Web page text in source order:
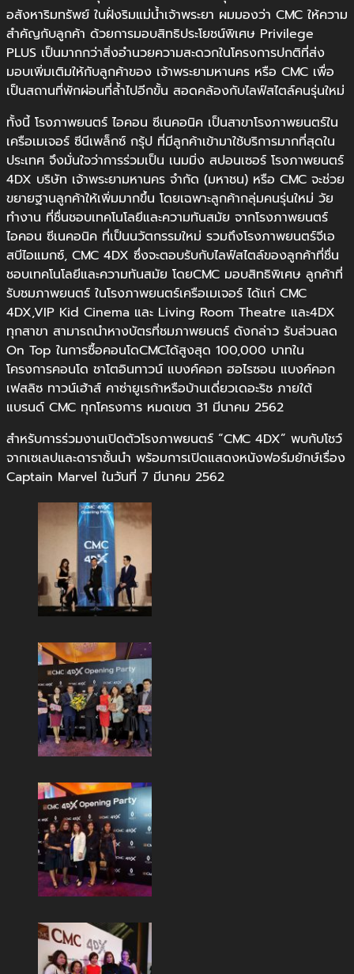
อสังหาริมทรัพย์ ในฝั่งริมแม่น้ำเจ้าพระยา ผมมองว่า CMC ให้ความ
สำคัญกับลูกค้า ด้วยการมอบสิทธิประโยชน์พิเศษ Privilege
PLUS เป็นมากกว่าสิ่งอำนวยความสะดวกในโครงการปกติที่ส่ง
มอบเพิ่มเติมให้กับลูกค้าของ เจ้าพระยามหานคร หรือ CMC เพื่อ
เป็นสถานที่พักผ่อนที่ล้ำไปอีกขั้น สอดคล้องกับไลฟ์สไตล์คนรุ่นใหม่
ทั้งนี้ โรงภาพยนตร์ ไอคอน ซีเนคอนิค เป็นสาขาโรงภาพยนตร์ใน
เครือเมเจอร์ ซีนีเพล็กซ์ กรุ้ป ที่มีลูกค้าเข้ามาใช้บริการมากที่สุดใน
ประเทศ จึงมั่นใจว่าการร่วมเป็น เนมมิ่ง สปอนเซอร์ โรงภาพยนตร์
4DX บริษัท เจ้าพระยามหานคร จำกัด (มหาชน) หรือ CMC จะช่วย
ขยายฐานลูกค้าให้เพิ่มมากขึ้น โดยเฉพาะลูกค้ากลุ่มคนรุ่นใหม่ วัย
ทำงาน ที่ชื่นชอบเทคโนโลยีและความทันสมัย จากโรงภาพยนตร์
ไอคอน ซีเนคอนิค ที่เป็นนวัตกรรมใหม่ รวมถึงโรงภาพยนตร์จีเอ
สบีไอแมกซ์, CMC 4DX ซึ่งจะตอบรับกับไลฟ์สไตล์ของลูกค้าที่ชื่น
ชอบเทคโนโลยีและความทันสมัย โดยCMC มอบสิทธิพิเศษ ลูกค้าที่
รับชมภาพยนตร์ ในโรงภาพยนตร์เครือเมเจอร์ ได้แก่ CMC
4DX,VIP Kid Cinema และ Living Room Theatre และ4DX
ทุกสาขา สามารถนำหางบัตรที่ชมภาพยนตร์ ดังกล่าว รับส่วนลด
On Top ในการซื้อคอนโดCMCได้สูงสุด 100,000 บาทใน
โครงการคอนโด ชาโตอินทาวน์ แบงค์คอก ฮอไรซอน แบงค์คอก
เฟสลิซ ทาวน์เฮ้าส์ คาซ่ายูเรก้าหรือบ้านเดี่ยวเดอะริช ภายใต้
แบรนด์ CMC ทุกโครงการ หมดเขต 31 มีนาคม 2562
สำหรับการร่วมงานเปิดตัวโรงภาพยนตร์ “CMC 4DX” พบกับโชว์
จากเซเลปและดาราชั้นนำ พร้อมการเปิดแสดงหนังฟอร์มยักษ์เรื่อง
Captain Marvel ในวันที่ 7 มีนาคม 2562